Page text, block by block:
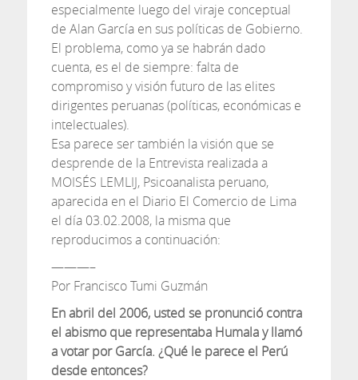
especialmente luego del viraje conceptual
de Alan García en sus políticas de Gobierno.
El problema, como ya se habrán dado
cuenta, es el de siempre: falta de
compromiso y visión futuro de las elites
dirigentes peruanas (políticas, económicas e
intelectuales).
Esa parece ser también la visión que se
desprende de la Entrevista realizada a
MOISÉS LEMLIJ, Psicoanalista peruano,
aparecida en el Diario El Comercio de Lima
el día 03.02.2008, la misma que
reproducimos a continuación:
———–
Por Francisco Tumi Guzmán
En abril del 2006, usted se pronunció contra
el abismo que representaba Humala y llamó
a votar por García. ¿Qué le parece el Perú
desde entonces?